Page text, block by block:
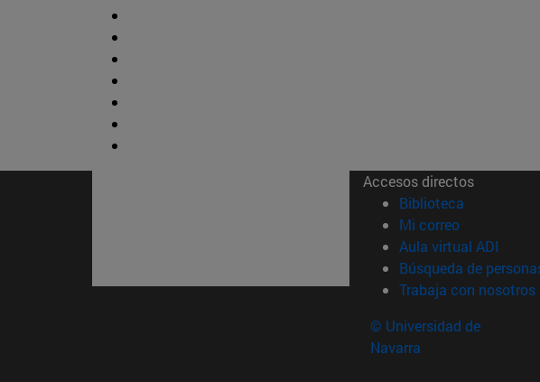
Accesos directos
Biblioteca (abre en
Mi correo(abre en
Aula virtual ADI
Búsqueda de
Trabaja con nosotros
© Universidad de
Navarra